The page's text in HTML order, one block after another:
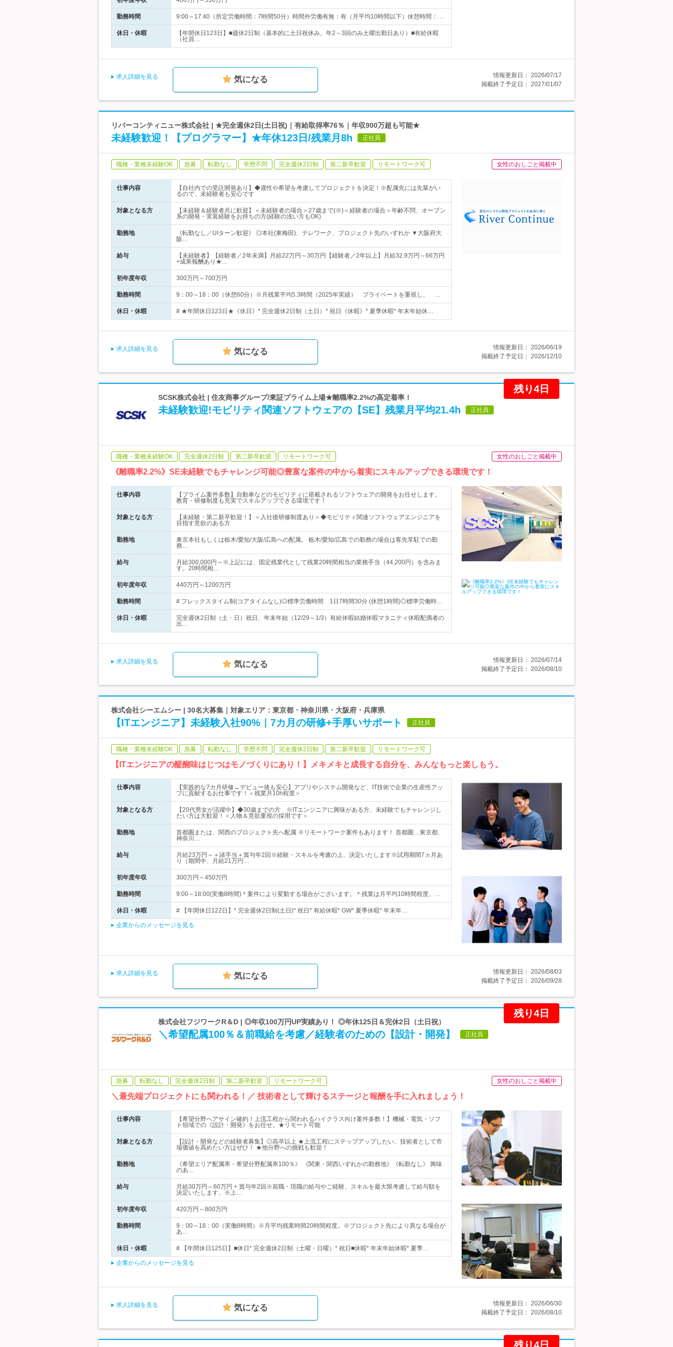
勤務時間 9:00～17:40（所定労働時間：7時間50分）時間外労働有無：有（月平均10時間以下）休憩時間：…
休日・休暇
【年間休日123日】■週休2日制（基本的に土日祝休み。年2～3回のみ土曜出勤日あり）■有給休暇
（社員…
求人詳細を見る 気になる 情報更新日： 2026/07/17
掲載終了予定日： 2027/01/07
リバーコンティニュー株式会社 | ★完全週休2日(土日祝)｜有給取得率76％｜年収900万超も可能★
未経験歓迎！【プログラマー】★年休123日/残業月8h 正社員
職種・業種未経験OK 急募 転勤なし 学歴不問 完全週休2日制 第二新卒歓迎 リモートワーク可 女性のおしごと掲載中
仕事内容
【自社内での受託開発あり】◆適性や希望を考慮してプロジェクトを決定！※配属先には先輩がい
るので、未経験者も安心です
対象となる方
【未経験＆経験者共に歓迎】＜未経験者の場合＞27歳まで(※)＜経験者の場合＞年齢不問、オープン
系の開発・実装経験をお持ちの方(経験の浅い方もOK)
勤務地
《転勤なし／UIターン歓迎》 ◎本社(東梅田)、テレワーク、プロジェクト先のいずれか ▼大阪府大
阪…
給与
【未経験者】【経験者／2年未満】月給22万円～30万円【経験者／2年以上】月給32.9万円～66万円
+成果報酬あり★…
初年度年収 300万円～700万円
勤務時間 9：00～18：00（休憩60分）※月残業平均5.3時間（2025年実績） プライベートを重視し、 …
休日・休暇 # ★年間休日123日★《休日》* 完全週休2日制（土日）* 祝日《休暇》* 夏季休暇* 年末年始休…
求人詳細を見る 気になる 情報更新日： 2026/06/19
掲載終了予定日： 2026/12/10
残り4日
SCSK株式会社 | 住友商事グループ/東証プライム上場★離職率2.2%の高定着率！
未経験歓迎!モビリティ関連ソフトウェアの【SE】残業月平均21.4h 正社員
職種・業種未経験OK 完全週休2日制 第二新卒歓迎 リモートワーク可 女性のおしごと掲載中
《離職率2.2%》SE未経験でもチャレンジ可能◎豊富な案件の中から着実にスキルアップできる環境です！
仕事内容
【プライム案件多数】自動車などのモビリティに搭載されるソフトウェアの開発をお任せします。
教育・研修制度も充実でスキルアップできる環境です！
対象となる方
【未経験・第二新卒歓迎！】＜入社後研修制度あり＞◆モビリティ関連ソフトウェアエンジニアを
目指す意欲のある方
勤務地
東京本社もしくは栃木/愛知/大阪/広島への配属。 栃木/愛知/広島での勤務の場合は客先常駐での勤
務…
給与
月給300,000円～※上記には、固定残業代として残業20時間相当の業務手当（44,200円）を含みま
す。20時間相…
初年度年収 440万円～1200万円
勤務時間 # フレックスタイム制(コアタイムなし)◎標準労働時間 1日7時間30分 (休憩1時間)◎標準労働時…
休日・休暇
完全週休2日制（土・日）祝日、年末年始（12/29～1/3）有給休暇結婚休暇マタニティ休暇配偶者の
出…
求人詳細を見る 気になる 情報更新日： 2026/07/14
掲載終了予定日： 2026/08/10
株式会社シーエムシー | 30名大募集｜対象エリア：東京都・神奈川県・大阪府・兵庫県
【ITエンジニア】未経験入社90%｜7カ月の研修+手厚いサポート 正社員
職種・業種未経験OK 急募 転勤なし 学歴不問 完全週休2日制 第二新卒歓迎 リモートワーク可
【ITエンジニアの醍醐味はじつはモノづくりにあり！】メキメキと成長する自分を、みんなもっと楽しもう。
仕事内容
【実践的な7カ月研修→デビュー後も安心】アプリやシステム開発など、IT技術で企業の生産性アッ
プに貢献するお仕事です！＜残業月10h程度＞
対象となる方
【20代男女が活躍中】◆30歳までの方 ※ITエンジニアに興味がある方、未経験でもチャレンジし
たい方は大歓迎！＜人物＆意欲重視の採用です＞
勤務地
首都圏または、関西のプロジェクト先へ配属 ※リモートワーク案件もあります！ 首都圏…東京都、
神奈川…
給与
月給23万円～＋諸手当＋賞与年2回※経験・スキルを考慮の上、決定いたします※試用期間7ヵ月あ
り（期間中、月給21万円…
初年度年収 300万円～450万円
勤務時間 9:00～18:00(実働8時間)＊案件により変動する場合がございます。＊残業は月平均10時間程度。…
休日・休暇 # 【年間休日122日】* 完全週休2日制(土日)* 祝日* 有給休暇* GW* 夏季休暇* 年末年…
企業からのメッセージを見る
求人詳細を見る 気になる 情報更新日： 2026/08/03
掲載終了予定日： 2026/09/28
残り4日
株式会社フジワークR＆D | ◎年収100万円UP実績あり！ ◎年休125日＆完休2日（土日祝）
＼希望配属100％＆前職給を考慮／経験者のための【設計・開発】 正社員
急募 転勤なし 完全週休2日制 第二新卒歓迎 リモートワーク可 女性のおしごと掲載中
＼最先端プロジェクトにも関われる！／ 技術者として輝けるステージと報酬を手に入れましょう！
仕事内容
【希望分野へアサイン確約！上流工程から関われるハイクラス向け案件多数！】機械・電気・ソフ
ト領域での《設計・開発》をお任せ。★リモート可能
対象となる方
【設計・開発などの経験者募集】◎高卒以上 ★上流工程にステップアップしたい、技術者として市
場価値を高めたい方はぜひ！ ★他分野への挑戦も歓迎！
勤務地
《希望エリア配属率・希望分野配属率100％》 《関東・関西いずれかの勤務地》《転勤なし》 興味
のあ…
給与
月給30万円～60万円 + 賞与年2回※前職・現職の給与やご経験、スキルを最大限考慮して給与額を
決定いたします。※上…
初年度年収 420万円～800万円
勤務時間
9：00～18：00（実働8時間）※月平均残業時間20時間程度。※プロジェクト先により異なる場合が
あ…
休日・休暇 # 【年間休日125日】■休日* 完全週休2日制（土曜・日曜）* 祝日■休暇* 年末年始休暇* 夏季…
企業からのメッセージを見る
求人詳細を見る 気になる 情報更新日： 2026/06/30
掲載終了予定日： 2026/08/10